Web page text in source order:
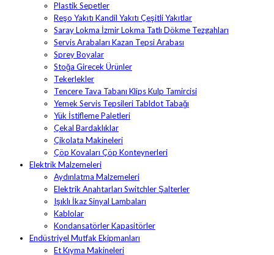
Plastik Sepetler
Reşo Yakıtı Kandil Yakıtı Çeşitli Yakıtlar
Saray Lokma İzmir Lokma Tatlı Dökme Tezgahları
Servis Arabaları Kazan Tepsi Arabası
Sprey Boyalar
Stoğa Girecek Ürünler
Tekerlekler
Tencere Tava Tabanı Klips Kulp Tamircisi
Yemek Servis Tepsileri Tabldot Tabağı
Yük İstifleme Paletleri
Çekal Bardaklıklar
Çikolata Makineleri
Çöp Kovaları Çöp Konteynerleri
Elektrik Malzemeleri
Aydınlatma Malzemeleri
Elektrik Anahtarları Switchler Şalterler
Işıklı İkaz Sinyal Lambaları
Kablolar
Kondansatörler Kapasitörler
Endüstriyel Mutfak Ekipmanları
Et Kıyma Makineleri